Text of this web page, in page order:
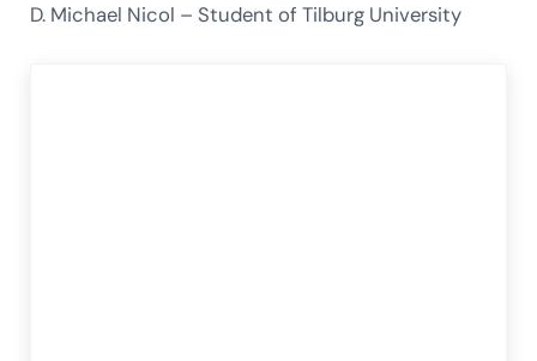
D. Michael Nicol – Student of Tilburg University